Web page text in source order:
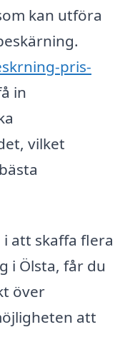
kan utföra
pris-
in
vilket
att skaffa flera
i Ölsta, får du
över
att